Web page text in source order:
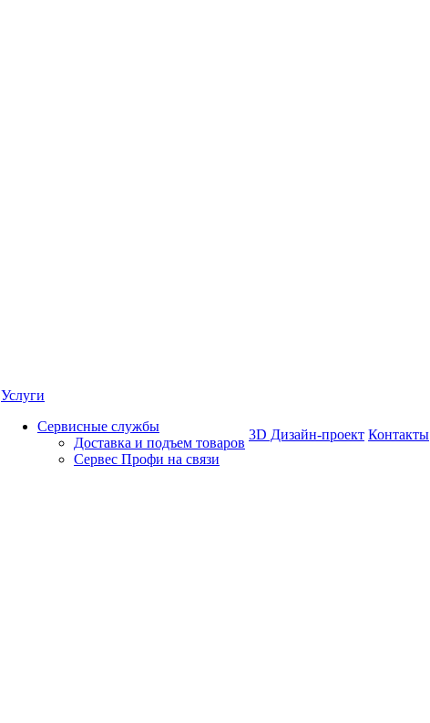
Услуги
Сервисные службы
Доставка и подъем товаров
Сервес Профи на связи
3D Дизайн-проект Контакты